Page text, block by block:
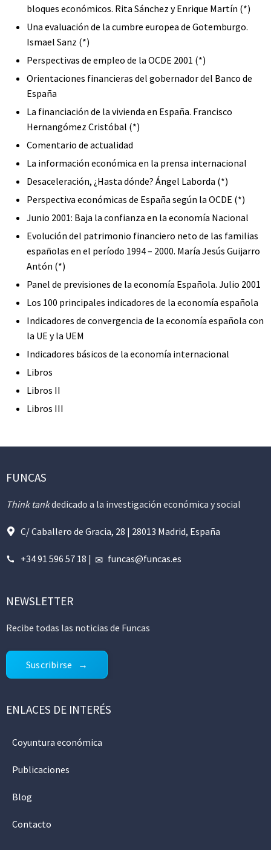
bloques económicos. Rita Sánchez y Enrique Martín (*)
Una evaluación de la cumbre europea de Gotemburgo.
Ismael Sanz (*)
Perspectivas de empleo de la OCDE 2001 (*)
Orientaciones financieras del gobernador del Banco de
España
La financiación de la vivienda en España. Francisco
Hernangómez Cristóbal (*)
Comentario de actualidad
La información económica en la prensa internacional
Desaceleración, ¿Hasta dónde? Ángel Laborda (*)
Perspectiva económicas de España según la OCDE (*)
Junio 2001: Baja la confianza en la economía Nacional
Evolución del patrimonio financiero neto de las familias
españolas en el período 1994 – 2000. María Jesús Guijarro
Antón (*)
Panel de previsiones de la economía Española. Julio 2001
Los 100 principales indicadores de la economía española
Indicadores de convergencia de la economía española con
la UE y la UEM
Indicadores básicos de la economía internacional
Libros
Libros II
Libros III
FUNCAS
Think tankdedicado a la investigación económica y social
C/ Caballero de Gracia, 28 | 28013 Madrid, España
+34 91 596 57 18 | funcas@funcas.es
NEWSLETTER
Recibe todas las noticias de Funcas
Suscribirse
ENLACES DE INTERÉS
Coyuntura económica
Publicaciones
Blog
Contacto